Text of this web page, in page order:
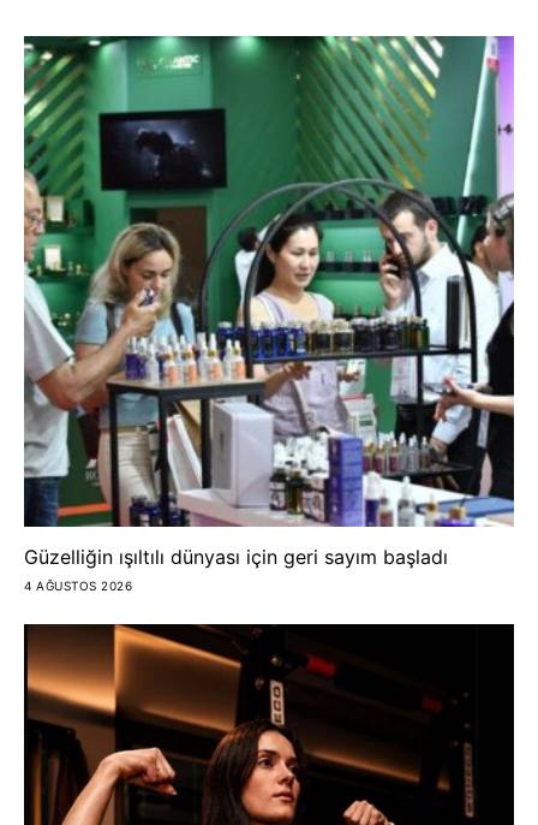
Güzelliğin ışıltılı dünyası için geri sayım başladı
4 AĞUSTOS 2026